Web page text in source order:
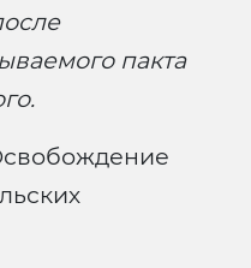
пакта